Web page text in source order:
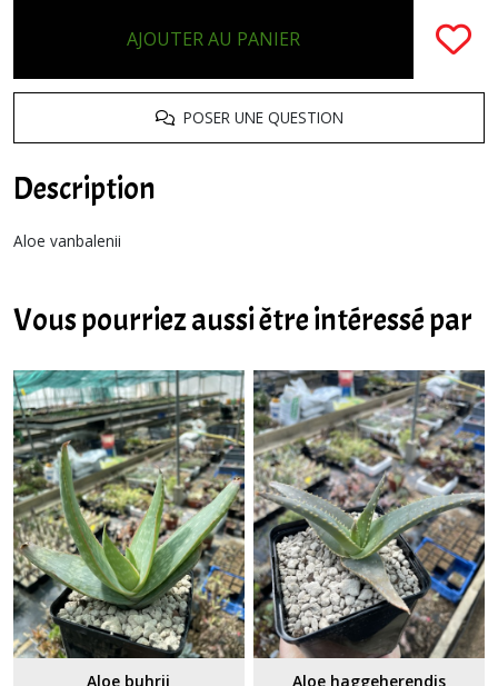
AJOUTER AU PANIER
POSER UNE QUESTION
Description
Aloe vanbalenii
Vous pourriez aussi être intéressé par
Aloe buhrii Aloe haggeherendis